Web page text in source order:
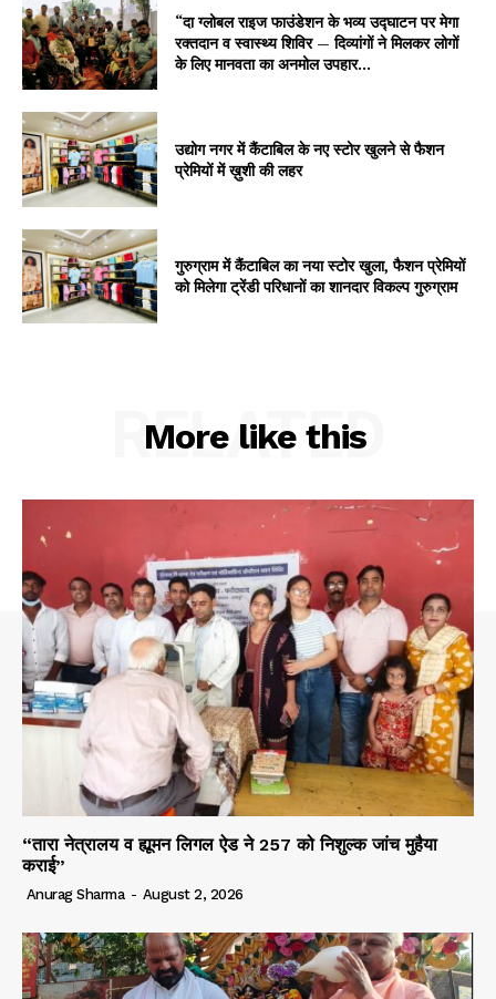
“दा ग्लोबल राइज फाउंडेशन के भव्य उद्घाटन पर मेगा
रक्तदान व स्वास्थ्य शिविर — दिव्यांगों ने मिलकर लोगों
के लिए मानवता का अनमोल उपहार...
उद्योग नगर में कैंटाबिल के नए स्टोर खुलने से फैशन
प्रेमियों में ख़ुशी की लहर
गुरुग्राम में कैंटाबिल का नया स्टोर खुला, फैशन प्रेमियों
को मिलेगा ट्रेंडी परिधानों का शानदार विकल्प गुरुग्राम
More like this
RELATED
“तारा नेत्रालय व ह्यूमन लिगल ऐड ने 257 को निशुल्क जांच मुहैया
कराई”
Anurag Sharma - August 2, 2026